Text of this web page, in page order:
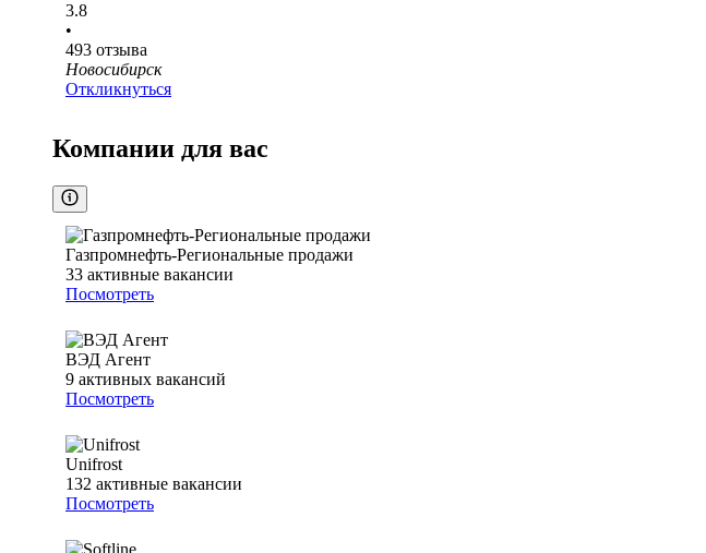
3.8
•
493 отзыва
Новосибирск
Откликнуться
Компании для вас
Газпромнефть-Региональные продажи
33 активные вакансии
Посмотреть
ВЭД Агент
9 активных вакансий
Посмотреть
Unifrost
132 активные вакансии
Посмотреть